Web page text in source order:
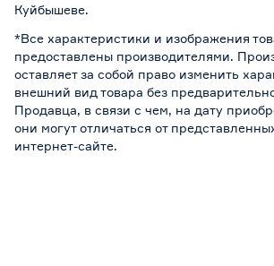
Куйбышеве.
*Все характеристики и изображения
предоставлены производителями.
оставляет за собой право изменить
внешний вид товара без
Продавца, в связи с чем, на дату
они могут отличаться от
интернет-сайте.